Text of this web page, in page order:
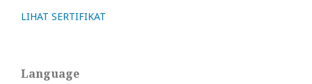
LIHAT SERTIFIKAT
Language